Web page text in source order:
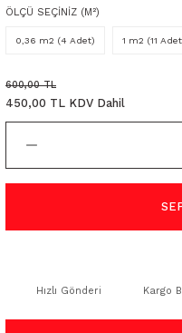
ÖLÇÜ SEÇİNİZ (M²)
0,36 m2 (4 Adet) 1 m2 (11
600,00 TL
450,00 TL KDV Dahil
Hızlı Gönderi Kargo